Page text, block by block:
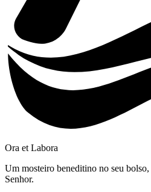
Ora et Labora
Um mosteiro beneditino no seu
Senhor.